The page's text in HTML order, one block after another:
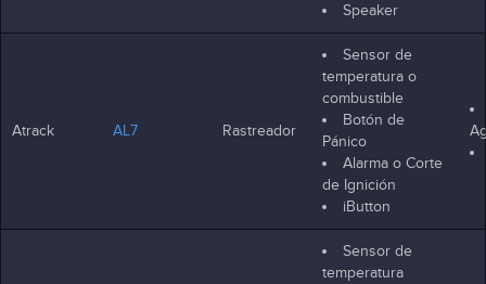
Speaker
Atrack AL7 Rastreador
Sensor de
temperatura o
combustible
Botón de
Pánico
Alarma o Corte
de Ignición
iButton
Sensor de
temperatura